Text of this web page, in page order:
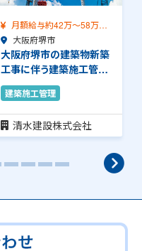
月額給与約42万～58万
（前職給与保証）…
大阪府堺市
大阪府堺市の建築物新築
工事に伴う建築施工管理
のお仕事です。品…
建築施工管理
清水建設株式会社